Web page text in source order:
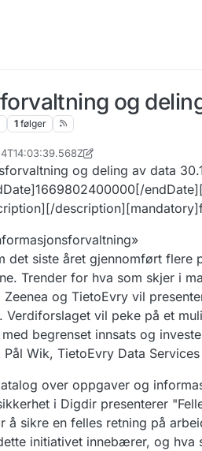
og
1 følger
og deling av data
det siste året gjennomført flere
Trender for hva som skjer i
og TietoEvry vil
vil peke på et
begrenset innsats og
Wik, TietoEvry Data Services
over oppgaver og
i Digdir presenterer
sikre en felles retning på
initiativet innebærer, og hva